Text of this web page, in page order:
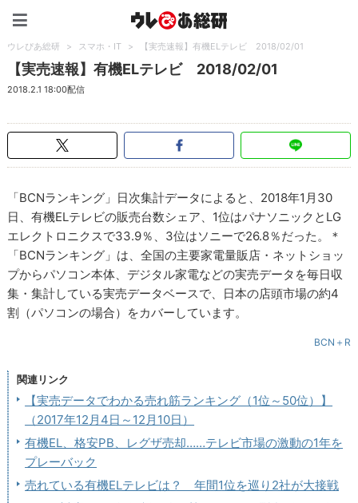
ウレぴあ総研 > スマホ・IT > 【実売速報】有機ELテレビ 2018/02/01
【実売速報】有機ELテレビ 2018/02/01
2018.2.1 18:00配信
「BCNランキング」日次集計データによると、2018年1月30
日、有機ELテレビの販売台数シェア、1位はパナソニックとLG
エレクトロニクスで33.9％、3位はソニーで26.8％だった。＊
「BCNランキング」は、全国の主要家電量販店・ネットショッ
プからパソコン本体、デジタル家電などの実売データを毎日収
集・集計している実売データベースで、日本の店頭市場の約4
割（パソコンの場合）をカバーしています。
BCN＋R
関連リンク
【実売データでわかる売れ筋ランキング（1位～50位）】
（2017年12月4日～12月10日）
有機EL、格安PB、レグザ売却……テレビ市場の激動の1年を
プレーバック
売れている有機ELテレビは？ 年間1位を巡り2社が大接戦